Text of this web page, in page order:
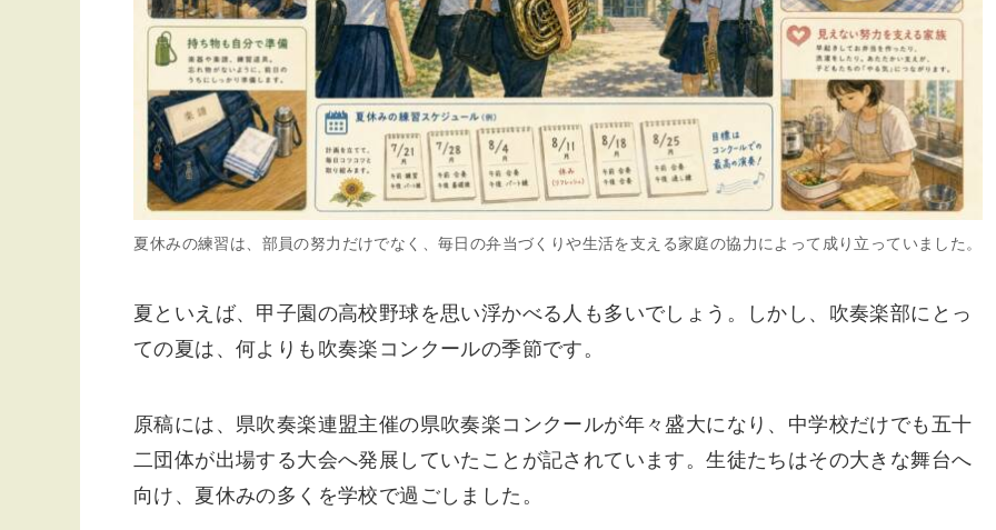
夏休みの練習は、部員の努力だけでなく、毎日の弁当づくりや生活を支える家庭の協力によって成り立っていました。
夏といえば、甲子園の高校野球を思い浮かべる人も多いでしょう。しかし、吹奏楽部にとっ
ての夏は、何よりも吹奏楽コンクールの季節です。
原稿には、県吹奏楽連盟主催の県吹奏楽コンクールが年々盛大になり、中学校だけでも五十
二団体が出場する大会へ発展していたことが記されています。生徒たちはその大きな舞台へ
向け、夏休みの多くを学校で過ごしました。